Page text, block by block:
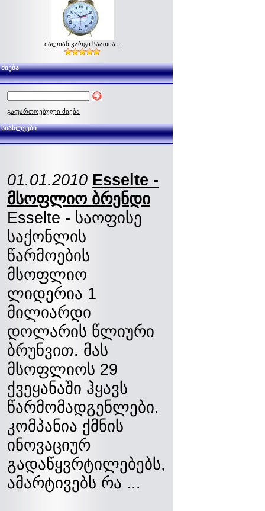
ძალიან კარგი საათია ..
ძიება
გაფართოებული ძიება
სიახლეები
01.01.2010 Esselte -
მსოფლიო ბრენდი
Esselte - საოფისე
საქონლის
წარმოების
მსოფლიო
ლიდერია 1
მილიარდი
დოლარის წლიური
ბრუნვით. მას
მსოფლიოს 29
ქვეყანაში ჰყავს
წარმომადგენლები.
კომპანია ქმნის
ინოვაციურ
გადაწყვრტილებებს,
ამარტივებს რა ...